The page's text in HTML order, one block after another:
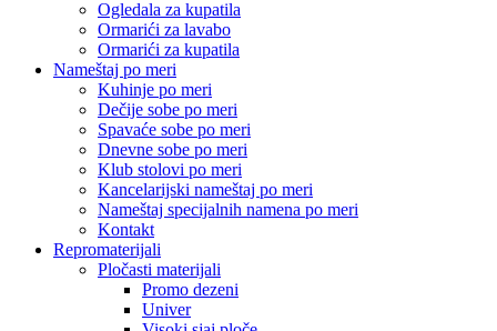
Ogledala za kupatila
Ormarići za lavabo
Ormarići za kupatila
Nameštaj po meri
Kuhinje po meri
Dečije sobe po meri
Spavaće sobe po meri
Dnevne sobe po meri
Klub stolovi po meri
Kancelarijski nameštaj po meri
Nameštaj specijalnih namena po meri
Kontakt
Repromaterijali
Pločasti materijali
Promo dezeni
Univer